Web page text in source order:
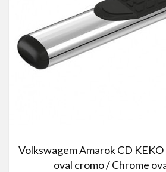
Volkswagem Amarok CD
oval cromo / Chrome